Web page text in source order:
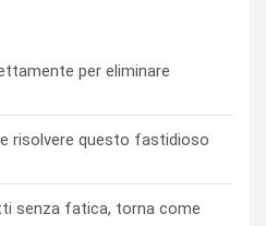
per eliminare
risolvere questo fastidioso
senza fatica, torna come